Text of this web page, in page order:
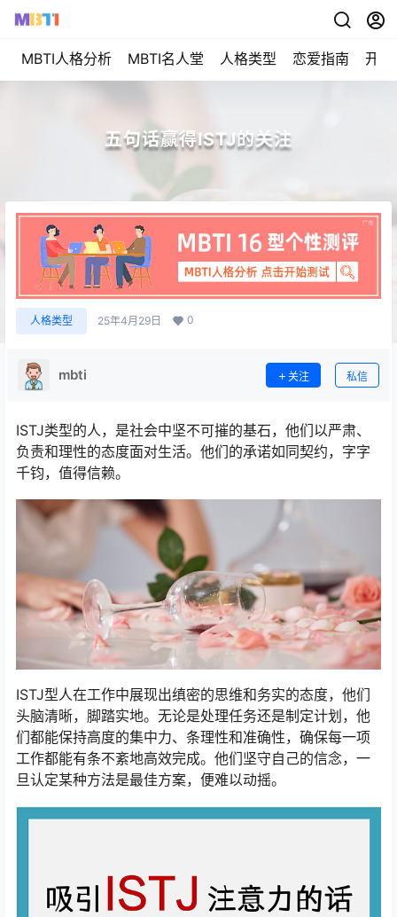
MBTI人格分析 MBTI名人堂 人格类型 恋爱指南 开始
五句话赢得ISTJ的关注
人格类型 25年4月29日 0
mbti 关注 私信
ISTJ类型的人，是社会中坚不可摧的基石，他们以严肃、
负责和理性的态度面对生活。他们的承诺如同契约，字字
千钧，值得信赖。
ISTJ型人在工作中展现出缜密的思维和务实的态度，他们
头脑清晰，脚踏实地。无论是处理任务还是制定计划，他
们都能保持高度的集中力、条理性和准确性，确保每一项
工作都能有条不紊地高效完成。他们坚守自己的信念，一
旦认定某种方法是最佳方案，便难以动摇。